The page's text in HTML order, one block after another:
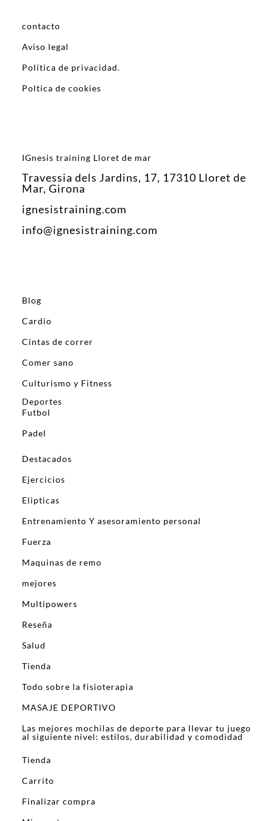
contacto
Aviso legal
Política de privacidad.
Poltica de cookies
IGnesis training Lloret de mar
Travessia dels Jardins, 17, 17310 Lloret de
Mar, Girona
ignesistraining.com
info@ignesistraining.com
Blog
Cardio
Cintas de correr
Comer sano
Culturismo y Fitness
Deportes
Futbol
Padel
Destacados
Ejercicios
Elipticas
Entrenamiento Y asesoramiento personal
Fuerza
Maquinas de remo
mejores
Multipowers
Reseña
Salud
Tienda
Todo sobre la fisioterapia
MASAJE DEPORTIVO
Las mejores mochilas de deporte para llevar tu juego
al siguiente nivel: estilos, durabilidad y comodidad
Tienda
Carrito
Finalizar compra